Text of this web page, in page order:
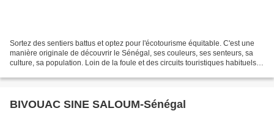
Sortez des sentiers battus et optez pour l'écotourisme équitable. C'est une
manière originale de découvrir le Sénégal, ses couleurs, ses senteurs, sa
culture, sa population. Loin de la foule et des circuits touristiques habituels,
BIVOUAC SINE SALOUM-Sénégal